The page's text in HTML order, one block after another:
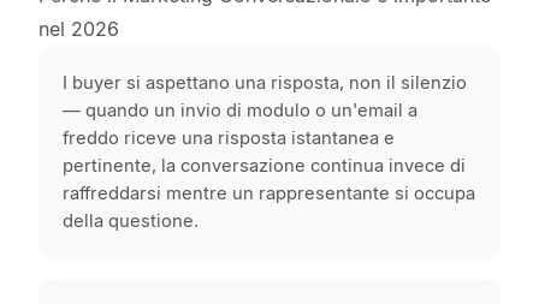
nel 2026
I buyer si aspettano una risposta, non il silenzio
— quando un invio di modulo o un'email a
freddo riceve una risposta istantanea e
pertinente, la conversazione continua invece di
raffreddarsi mentre un rappresentante si occupa
della questione.